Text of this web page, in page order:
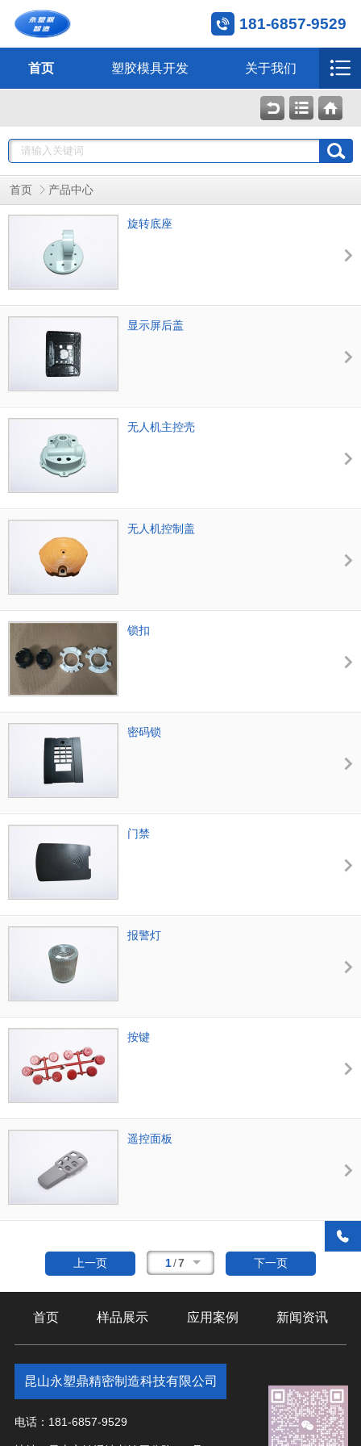
181-6857-9529
首页 塑胶模具开发 关于我们
首页 产品中心
旋转底座
显示屏后盖
无人机主控壳
无人机控制盖
锁扣
密码锁
门禁
报警灯
按键
遥控面板
上一页 1/7 下一页
首页 样品展示 应用案例 新闻资讯
昆山永塑鼎精密制造科技有限公司
电话：181-6857-9529